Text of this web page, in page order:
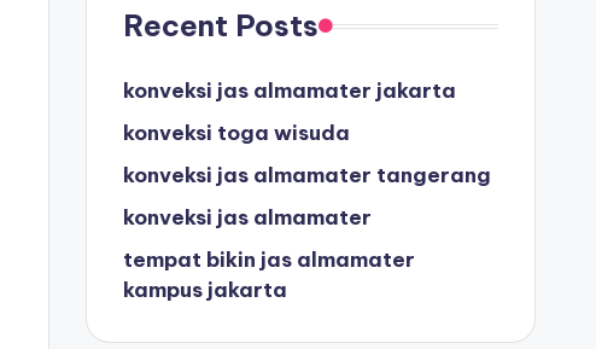
Recent Posts
konveksi jas almamater jakarta
konveksi toga wisuda
konveksi jas almamater tangerang
konveksi jas almamater
tempat bikin jas almamater
kampus jakarta